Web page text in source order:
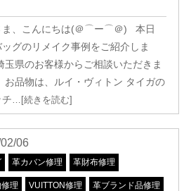
ま、こんにちは(＠⌒ー⌒＠) 本日
ッグのリメイク事例をご紹介しま
玉県のお客様からご相談いただきま
お品物は、ルイ・ヴィトン タイガの
…[続きを読む]
06
革カバン修理 革財布修理
理 VUITTON修理 革ブランド品修理